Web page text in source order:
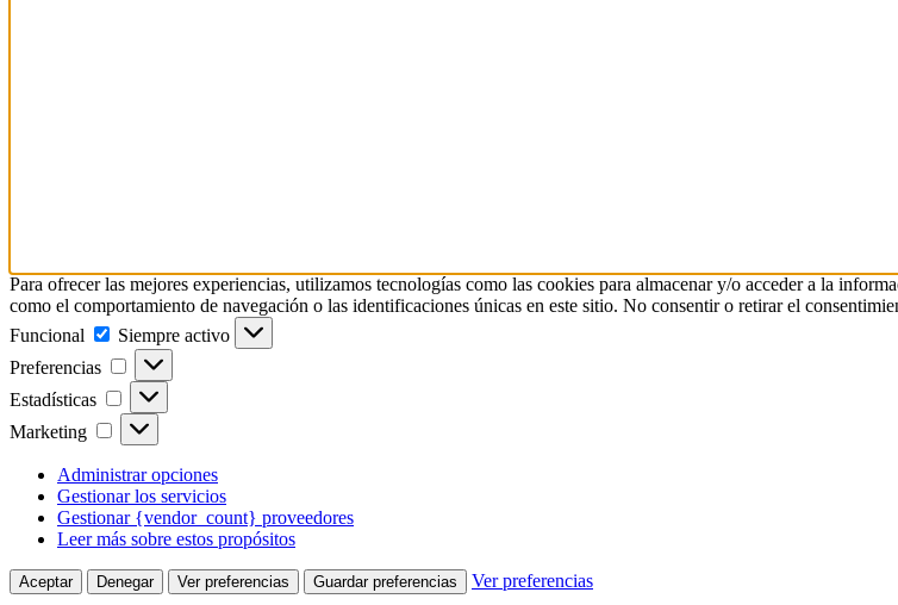
Para ofrecer las mejores experiencias, utilizamos tecnologías como las cookies para almacenar y/o acceder a la
como el comportamiento de navegación o las identificaciones únicas en este sitio. No consentir o retirar el
Funcional
Funcional
Siempre activo
Preferencias
Preferencias
Estadísticas Estadísticas
Marketing Marketing
Administrar opciones
Gestionar los servicios
Gestionar {vendor_count} proveedores
Leer más sobre estos propósitos
Aceptar Denegar Ver preferencias Guardar preferencias Ver preferencias